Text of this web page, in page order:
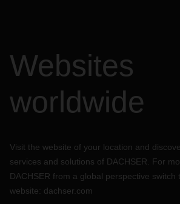
Websites
worldwide
Visit the website of your location and
services and solutions of DACHSER. For
DACHSER from a global perspective switch
website: dachser.com